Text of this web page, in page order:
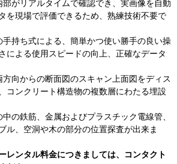
がリアルタイムで確認でき、実画像を自動
を現場で評価できるため、熟練技術不要で
持ち式による、簡単かつ使い勝手の良い操
による使用スピードの向上、正確なデータ
向からの断面図のスキャン上面図をディス
コンクリート構造物の複数層にわたる埋設
の鉄筋、金属およびプラスチック電線管、
ル、空洞や木の部分の位置探査が出来ま
レンタル料金につきましては、コンタクト